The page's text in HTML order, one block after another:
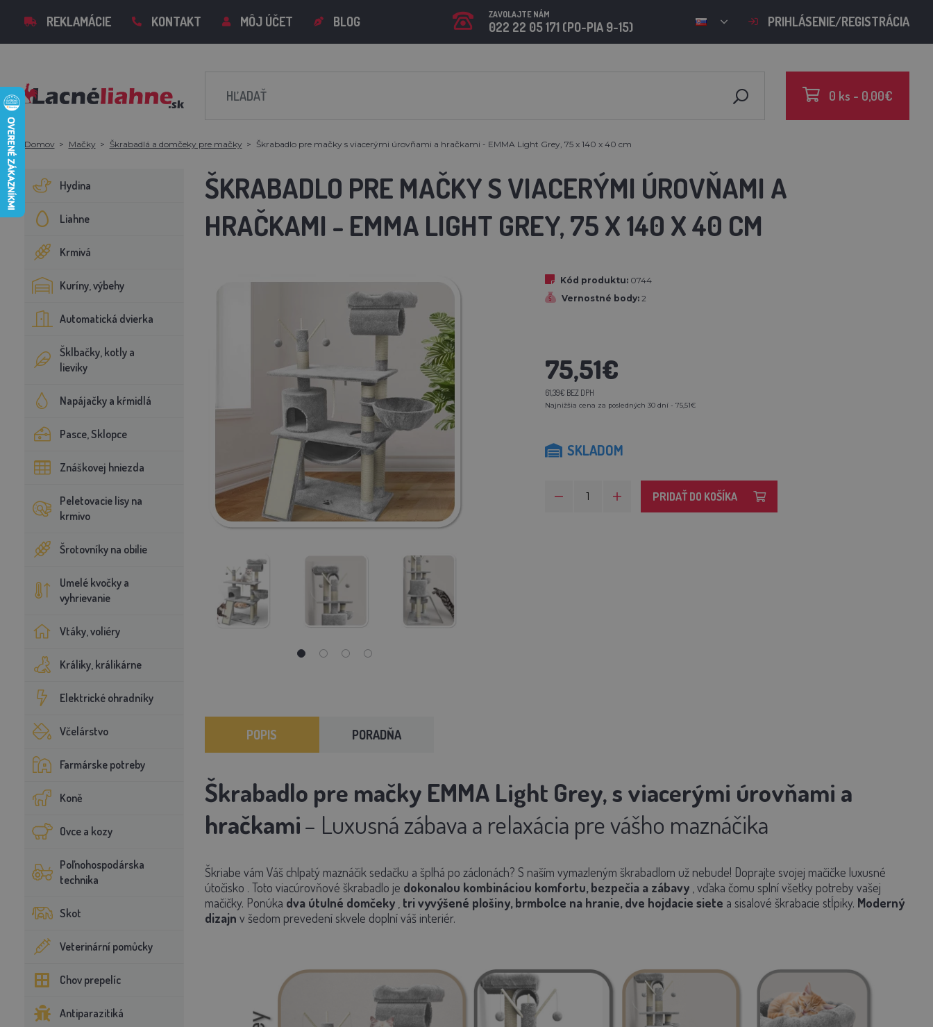
REKLAMÁCIE KONTAKT MÔJ ÚČET BLOG ZAVOLAJTE NÁM
022 22 05 171 (PO-PIA 9-15) PRIHLÁSENIE/REGISTRÁCIA
0 ks - 0,00€
Domov Mačky Škrabadlá a domčeky pre mačky Škrabadlo pre mačky s viacerými úrovňami a hračkami - EMMA Light Grey, 75 x 140 x 40 cm
Hydina
Liahne
Krmivá
Kuríny, výbehy
Automatická dvierka
Šklbačky, kotly a
lieviky
Napájačky a kŕmidlá
Pasce, Sklopce
Znáškovej hniezda
Peletovacie lisy na
krmivo
Šrotovníky na obilie
Umelé kvočky a
vyhrievanie
Vtáky, voliéry
Králiky, králikárne
Elektrické ohradníky
Včelárstvo
Farmárske potreby
Koně
Ovce a kozy
Poľnohospodárska
technika
Skot
Veterinární pomůcky
Chov prepelíc
Antiparazitiká
ŠKRABADLO PRE MAČKY S VIACERÝMI ÚROVŇAMI A
HRAČKAMI - EMMA LIGHT GREY, 75 X 140 X 40 CM
Kód produktu: 0744
Vernostné body: 2
75,51€
61,39€ BEZ DPH
Najnižšia cena za posledných 30 dní - 75,51€
SKLADOM
PRIDAŤ DO KOŠÍKA
POPIS PORADŇA
Škrabadlo pre mačky EMMA Light Grey, s viacerými úrovňami a
hračkami– Luxusná zábava a relaxácia pre vášho maznáčika
Škriabe vám Váš chlpatý maznáčik sedačku a šplhá po záclonách? S naším vymazleným škrabadlom už nebude! Doprajte svojej mačičke luxusné
útočisko . Toto viacúrovňové škrabadlo je dokonalou kombináciou komfortu, bezpečia a zábavy , vďaka čomu splní všetky potreby vašej
mačičky. Ponúka dva útulné domčeky tri vyvýšené plošiny, brmbolce na hranie, dve hojdacie siete a sisalové škrabacie stĺpiky. Moderný
dizajn v šedom prevedení skvele doplní váš interiér.